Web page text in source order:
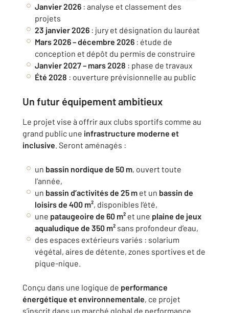
Janvier 2026 : analyse et classement des
projets
23 janvier 2026 : jury et désignation du lauréat
Mars 2026 – décembre 2026 : étude de
conception et dépôt du permis de construire
Janvier 2027 – mars 2028 : phase de travaux
Été 2028 : ouverture prévisionnelle au public
Un futur équipement ambitieux
Le projet vise à offrir aux clubs sportifs comme au
grand public une infrastructure moderne et
inclusive. Seront aménagés :
un bassin nordique de 50 m, ouvert toute
l’année,
un bassin d’activités de 25 m et un bassin de
loisirs de 400 m², disponibles l’été,
une pataugeoire de 60 m² et une plaine de jeux
aqualudique de 350 m² sans profondeur d’eau,
des espaces extérieurs variés : solarium
végétal, aires de détente, zones sportives et de
pique-nique.
Conçu dans une logique de performance
énergétique et environnementale, ce projet
s’inscrit dans un marché global de performance